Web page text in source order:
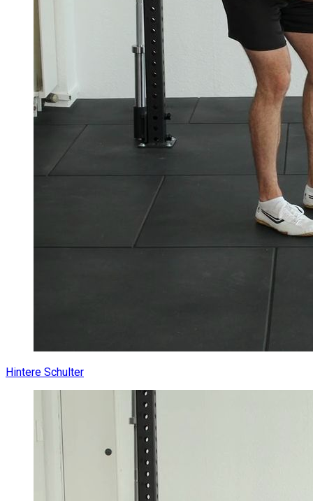
Hintere Schulter